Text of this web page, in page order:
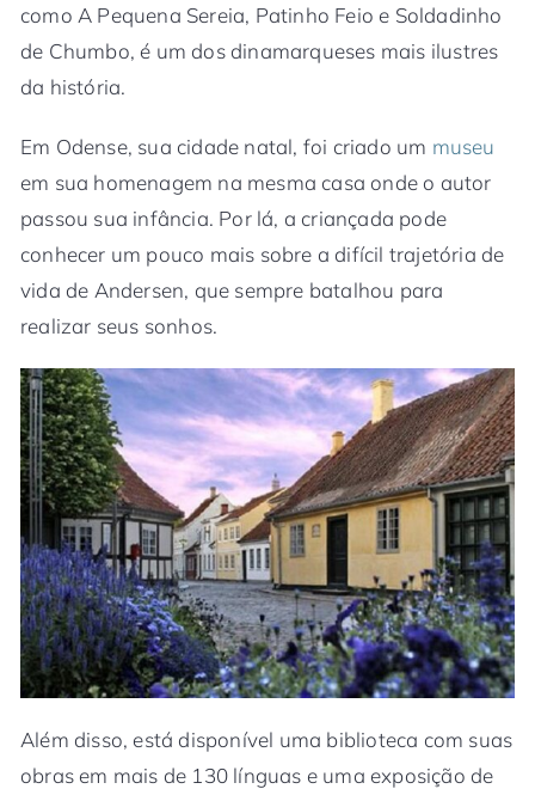
como A Pequena Sereia, Patinho Feio e Soldadinho
de Chumbo, é um dos dinamarqueses mais ilustres
da história.
Em Odense, sua cidade natal, foi criado um museu
em sua homenagem na mesma casa onde o autor
passou sua infância. Por lá, a criançada pode
conhecer um pouco mais sobre a difícil trajetória de
vida de Andersen, que sempre batalhou para
realizar seus sonhos.
Além disso, está disponível uma biblioteca com suas
obras em mais de 130 línguas e uma exposição de